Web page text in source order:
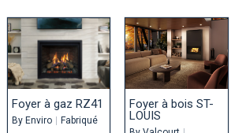
Foyer à gaz RZ41
By Enviro Fabriqué
Foyer à bois ST-
LOUIS